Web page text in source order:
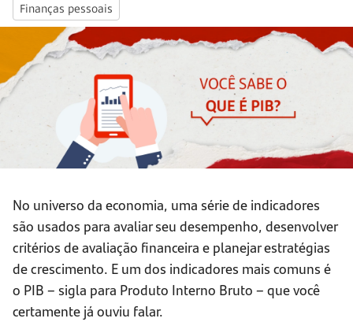
Finanças pessoais
No universo da economia, uma série de indicadores
são usados para avaliar seu desempenho, desenvolver
critérios de avaliação financeira e planejar estratégias
de crescimento. E um dos indicadores mais comuns é
o PIB – sigla para Produto Interno Bruto – que você
certamente já ouviu falar.